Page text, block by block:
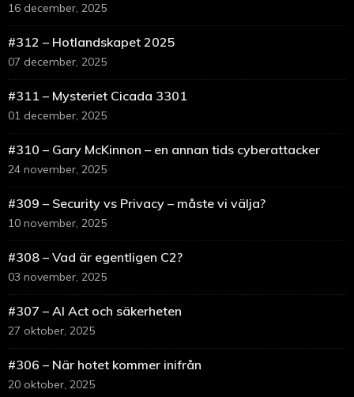
16 december, 2025
#312 – Hotlandskapet 2025
07 december, 2025
#311 – Mysteriet Cicada 3301
01 december, 2025
#310 – Gary McKinnon – en annan tids cyberattacker
24 november, 2025
#309 – Security vs Privacy – måste vi välja?
10 november, 2025
#308 – Vad är egentligen C2?
03 november, 2025
#307 – AI Act och säkerheten
27 oktober, 2025
#306 – När hotet kommer inifrån
20 oktober, 2025